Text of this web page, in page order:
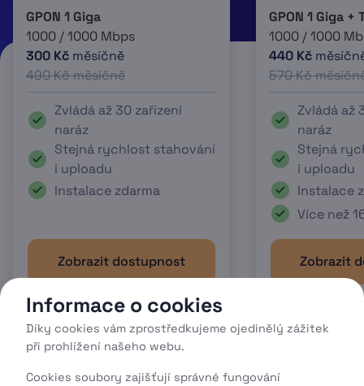
GPON 1 Giga
1000 / 1000 Mbps
300 Kč měsíčně
490 Kč měsíčně
Zvládá až 30 zařízení
naráz
Stejná rychlost stahování
i uploadu
Instalace zdarma
Zobrazit dostupnost
GPON 1 Giga +
1000 / 1000
440 Kč
570 Kč
Zvládá až
naráz
Stejná
i uploadu
Instalace
Více než
Zobrazit
Informace o cookies
Díky cookies vám zprostředkujeme ojedinělý zážitek
při prohlížení našeho webu.
Cookies soubory zajišťují správné fungování